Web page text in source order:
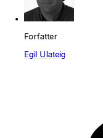
Forfatter
Egil Ulateig